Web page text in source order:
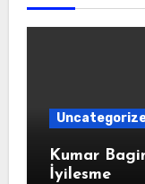
Kumar
İyilesme